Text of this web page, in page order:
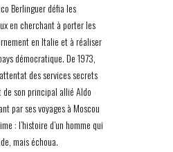
Berlinguer défia les
en cherchant à porter les
en Italie et à réaliser
démocratique. De 1973,
des services secrets
de son principal allié Aldo
par ses voyages à Moscou
: l’histoire d’un homme qui
mais échoua.